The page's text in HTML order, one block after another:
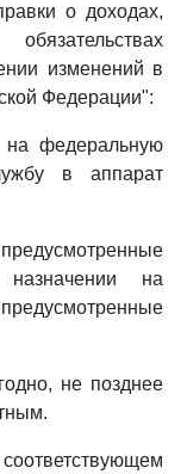
о доходах,
изменений в
Федерации":
на федеральную
в аппарат
на
не позднее